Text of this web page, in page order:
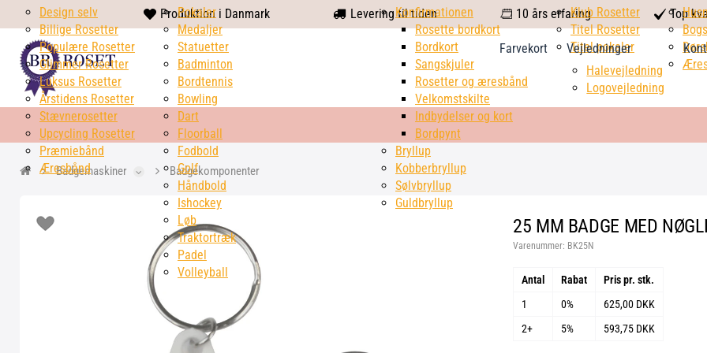
heart
solid
Produktion i Danmark Levering til tiden calendar
10 års erfaring
check
mark
Top
Farvekort
Vejledninger
Halevejledning
Logovejledning
Design selv
Billige Rosetter
Populære Rosetter
Glimmer Rosetter
Luksus Rosetter
Årstidens Rosetter
Stævnerosetter
Upcycling Rosetter
Præmiebånd
Æresbånd
Pokaler
Medaljer
Statuetter
Badminton
Bordtennis
Bowling
Dart
Floorball
Fodbold
Golf
Håndbold
Ishockey
Løb
Traktortræk
Padel
Volleyball
Konfirmationen
Rosette bordkort
Bordkort
Sangskjuler
Rosetter og æresbånd
Velkomstskilte
Indbydelser og kort
Bordpynt
Bryllup
Kobberbryllup
Sølvbryllup
Guldbryllup
Klub Rosetter
Titel Rosetter
Titel pokaler
Badgemaskiner Badgekomponenter
25 MM BADGE MED
Varenummer: BK25N
Antal Rabat
Pris pr. stk.
1
0%
625,00 DKK
2+
5% 593,75 DKK